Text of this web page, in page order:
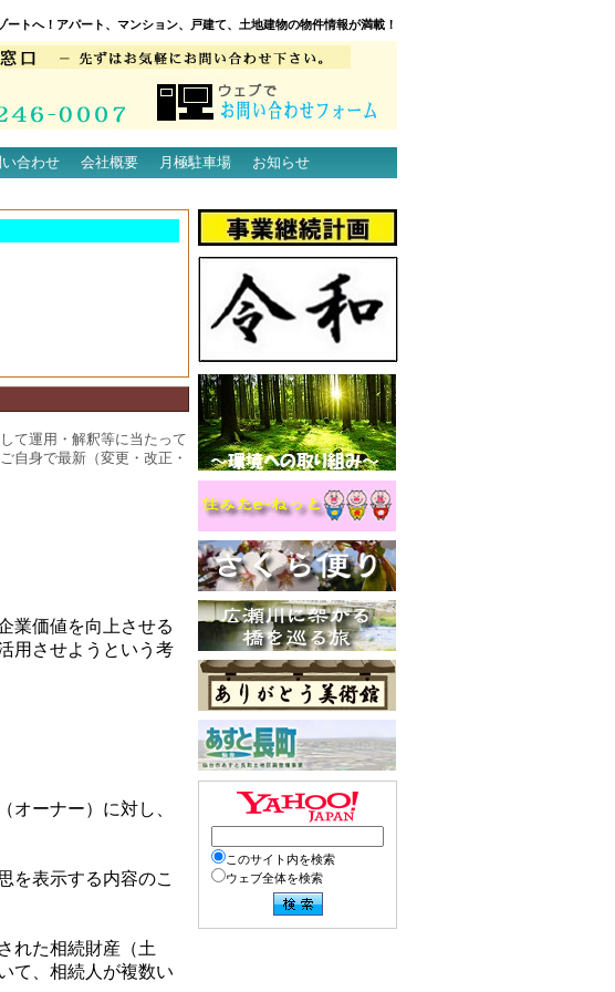
トへ！アパート、マンション、戸建て、土地建物の物件情報が満載！
合わせ 会社概要 月極駐車場
お知らせ
て運用・解釈等に当たって
自身で最新（変更・改正・
業価値を向上させる
用させようという考
オーナー）に対し、
を表示する内容のこ
れた相続財産（土
て、相続人が複数い
このサイト内を検索
ウェブ全体を検索